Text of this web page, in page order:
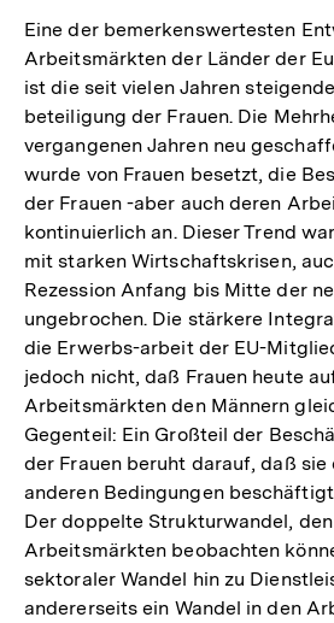
Eine der bemerkenswertesten
Arbeitsmärkten der Länder der
ist die seit vielen Jahren
beteiligung der Frauen. Die
vergangenen Jahren neu
wurde von Frauen besetzt, die
der Frauen -aber auch deren
kontinuierlich an. Dieser Trend
mit starken Wirtschaftskrisen,
Rezession Anfang bis Mitte der
ungebrochen. Die stärkere
die Erwerbs-arbeit der EU-
jedoch nicht, daß Frauen heute
Arbeitsmärkten den Männern
Gegenteil: Ein Großteil der
der Frauen beruht darauf, daß
anderen Bedingungen
Der doppelte Strukturwandel,
Arbeitsmärkten beobachten
sektoraler Wandel hin zu
andererseits ein Wandel in den